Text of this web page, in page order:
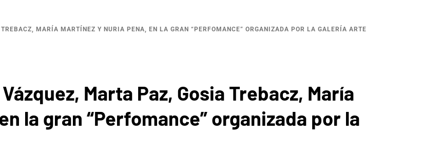
MARÍA MARTÍNEZ Y NURIA PENA, EN LA GRAN “PERFOMANCE” ORGANIZADA POR LA GALERÍA ARTE
Marta Paz, Gosia Trebacz, María
la gran “Perfomance” organizada por la